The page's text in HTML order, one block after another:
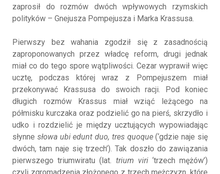
zaprosił do rozmów dwóch wpływowych rzymskich
polityków – Gnejusza Pompejusza i Marka Krassusa.
Pierwszy bez wahania zgodził się z zasadnością
zaproponowanych przez władcę reform, drugi jednak
miał co do tego spore wątpliwości. Cezar wyprawił więc
ucztę, podczas której wraz z Pompejuszem miał
przekonywać Krassusa do swoich racji. Pod koniec
długich rozmów Krassus miał wziąć leżącego na
półmisku kurczaka oraz podzielić go na pierś, skrzydło i
udko i rozdzielić je między ucztujących wypowiadając
słynne słowa ubi edunt duo, tres quoque(‘gdzie naje się
dwóch, tam naje się trzech’). Tak doszło do zawiązania
pierwszego triumwiratu (lat. trium viri‘trzech mężów’)
czyli zgromadzenia złożonego z trzech mężczyzn, które